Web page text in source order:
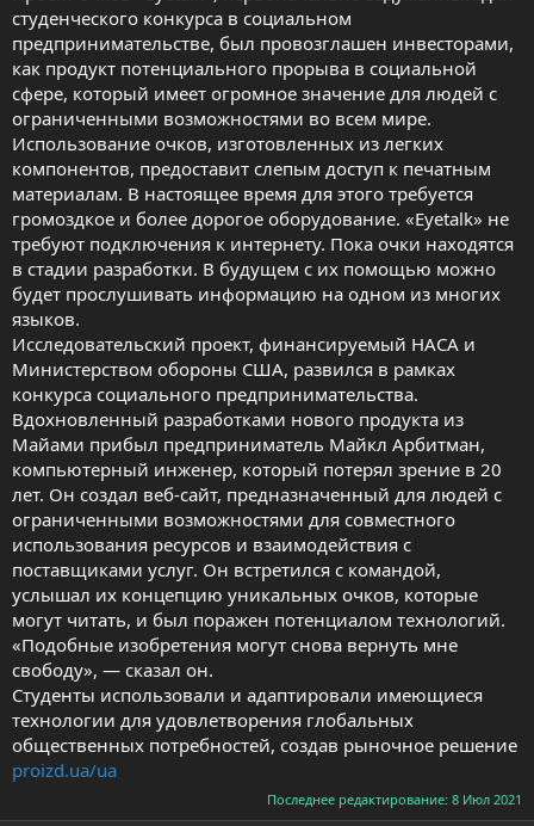
студенческого конкурса в социальном
предпринимательстве, был провозглашен инвесторами,
как продукт потенциального прорыва в социальной
сфере, который имеет огромное значение для людей с
ограниченными возможностями во всем мире.
Использование очков, изготовленных из легких
компонентов, предоставит слепым доступ к печатным
материалам. В настоящее время для этого требуется
громоздкое и более дорогое оборудование. «Eyetalk» не
требуют подключения к интернету. Пока очки находятся
в стадии разработки. В будущем с их помощью можно
будет прослушивать информацию на одном из многих
языков.
Исследовательский проект, финансируемый НАСА и
Министерством обороны США, развился в рамках
конкурса социального предпринимательства.
Вдохновленный разработками нового продукта из
Майами прибыл предприниматель Майкл Арбитман,
компьютерный инженер, который потерял зрение в 20
лет. Он создал веб-сайт, предназначенный для людей с
ограниченными возможностями для совместного
использования ресурсов и взаимодействия с
поставщиками услуг. Он встретился с командой,
услышал их концепцию уникальных очков, которые
могут читать, и был поражен потенциалом технологий.
«Подобные изобретения могут снова вернуть мне
свободу», — сказал он.
Студенты использовали и адаптировали имеющиеся
технологии для удовлетворения глобальных
общественных потребностей, создав рыночное решение
proizd.ua/ua
Последнее редактирование: 8 Июл 2021